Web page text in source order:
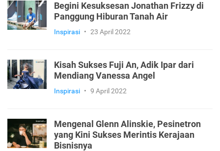
Begini Kesuksesan Jonathan Frizzy di
Panggung Hiburan Tanah Air
Inspirasi • 23 April 2022
Kisah Sukses Fuji An, Adik Ipar dari
Mendiang Vanessa Angel
Inspirasi • 9 April 2022
Mengenal Glenn Alinskie, Pesinetron
yang Kini Sukses Merintis Kerajaan
Bisnisnya